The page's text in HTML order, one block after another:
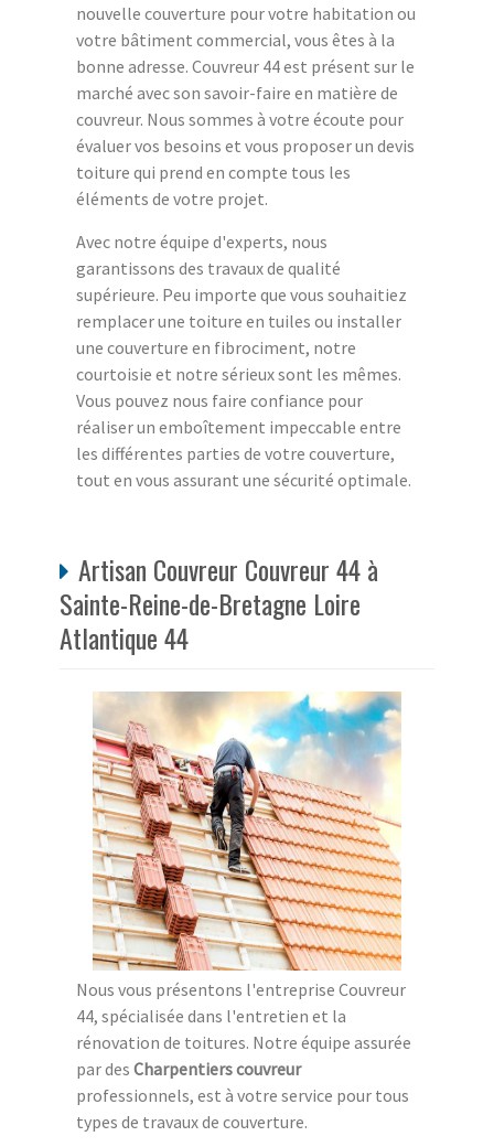
nouvelle couverture pour votre habitation ou
votre bâtiment commercial, vous êtes à la
bonne adresse. Couvreur 44 est présent sur le
marché avec son savoir-faire en matière de
couvreur. Nous sommes à votre écoute pour
évaluer vos besoins et vous proposer un devis
toiture qui prend en compte tous les
éléments de votre projet.
Avec notre équipe d'experts, nous
garantissons des travaux de qualité
supérieure. Peu importe que vous souhaitiez
remplacer une toiture en tuiles ou installer
une couverture en fibrociment, notre
courtoisie et notre sérieux sont les mêmes.
Vous pouvez nous faire confiance pour
réaliser un emboîtement impeccable entre
les différentes parties de votre couverture,
tout en vous assurant une sécurité optimale.
Artisan Couvreur Couvreur 44 à
Sainte-Reine-de-Bretagne Loire
Atlantique 44
Nous vous présentons l'entreprise Couvreur
44, spécialisée dans l'entretien et la
rénovation de toitures. Notre équipe assurée
par des Charpentiers couvreur
professionnels, est à votre service pour tous
types de travaux de couverture.